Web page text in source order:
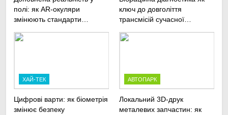
полі: як AR-окуляри
змінюють стандарти
сільськогосподарської
ключ до довголіття
трансмісій сучасної
ХАЙ-ТЕК
Цифрові варти: як біометрія
змінює безпеку
АВТОПАРК
Локальний 3D-друк
металевих запчастин: як